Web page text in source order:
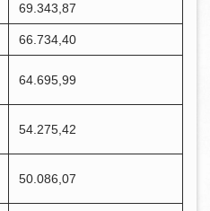
69.343,87
66.734,40
64.695,99
54.275,42
50.086,07